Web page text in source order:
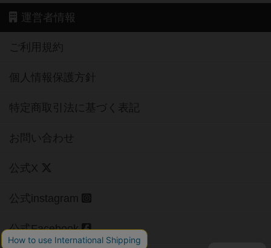
運営者情報
ご利用規約
個人情報保護方針
特定商取引法に基づく表記
お問い合わせ
公式X
公式instagram
公式Facebook